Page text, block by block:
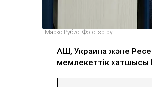
Марко Рубио. Фото: sb.by
АҚШ, Украина және
мемлекеттік хатшысы